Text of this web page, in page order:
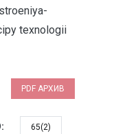
texnologii
PDF АРХИВ
65(2)